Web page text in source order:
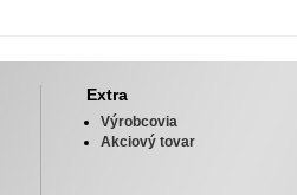
Extra
Výrobcovia
Akciový tovar